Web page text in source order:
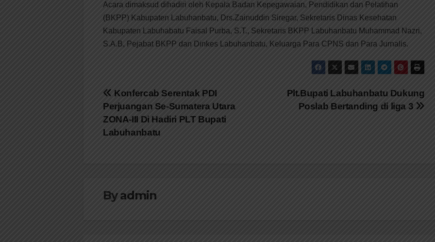
Acara dimaksud dihadiri oleh Kepala Badan Kepegawaian, Pendidikan dan Pelatihan
(BKPP) Kabupaten Labuhanbatu, Drs.Zainuddin Siregar, Sekretaris Dinas Kesehatan
Kabupaten Labuhabatu Faisal Purba, S.T., Sekretaris BKPP Labuhanbatu Muhammad Nazri,
S.A.B, Pejabat BKPP dan Dinkes Labuhanbatu, Keluarga Para CPNS dan Para Jurnalis.
Navigasi
pos
Plt.Bupati Labuhanbatu Dukung
Poslab Bertanding di liga 3
Konfercab Serentak PDI
Perjuangan Se-Sumatera Utara
ZONA-III Di Hadiri PLT Bupati
Labuhanbatu
Byadmin